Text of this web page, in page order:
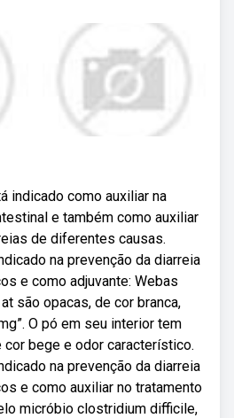
indicado como auxiliar na
e também como auxiliar
de diferentes causas.
na prevenção da diarreia
e como adjuvante: Webas
são opacas, de cor branca,
O pó em seu interior tem
cor bege e odor característico.
na prevenção da diarreia
e como auxiliar no tratamento
micróbio clostridium difficile,